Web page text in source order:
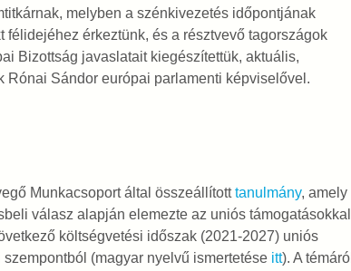
melyben a szénkivezetés időpontjának
érkeztünk, és a résztvevő tagországok
Bizottság javaslatait kiegészítettük, aktuális,
Rónai Sándor európai parlamenti képviselővel.
Munkacsoport által összeállítotttanulmány, amely
válasz alapján elemezte az uniós támogatásokkal
költségvetési időszak (2021-2027) uniós
(magyar nyelvű ismertetése itt). A témáról